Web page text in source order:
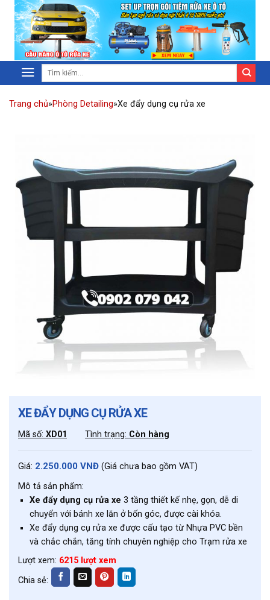
Trang chủ»Phòng Detailing»Xe đẩy dụng cụ rửa xe
XE ĐẨY DỤNG CỤ RỬA XE
Mã số: XD01 Tình trạng: Còn hàng
Giá: 2.250.000 VNĐ (Giá chưa bao gồm VAT)
Mô tả sản phẩm:
Xe đẩy dụng cụ rửa xe 3 tầng thiết kế nhẹ, gọn, dễ di
chuyển với bánh xe lăn ở bốn góc, được cài khóa.
Xe đẩy dụng cụ rửa xe được cấu tạo từ Nhựa PVC bền
và chắc chắn, tăng tính chuyên nghiệp cho Trạm rửa xe
Lượt xem: 6215 lượt xem
Chia sẻ: